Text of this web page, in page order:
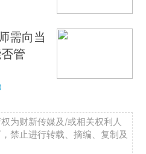
需向当
管
为财新传媒及/或相关权利人
禁止进行转载、摘编、复制及